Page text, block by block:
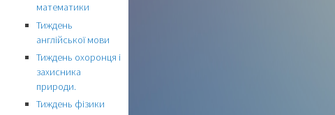
математики
Тиждень
англійської мови
Тиждень охоронця і
захисника
природи.
Тиждень фізики